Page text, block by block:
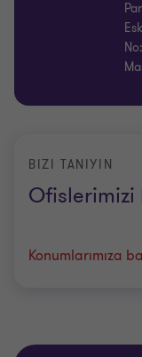
Ofislerimizi
BIZI TANIYIN
Konumlarımıza